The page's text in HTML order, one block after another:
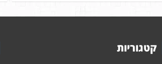
קטגוריות